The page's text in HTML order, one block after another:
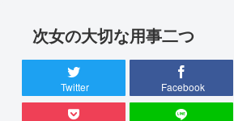
次女の大切な用事二つ
Twitter Facebook